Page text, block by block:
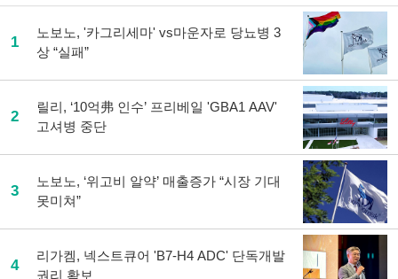
1
노보노, '카그리세마' vs마운자로 당뇨병 3
상 “실패”
2
릴리, ‘10억弗 인수’ 프리베일 'GBA1 AAV'
고셔병 중단
3
노보노, ‘위고비 알약’ 매출증가 “시장 기대
못미쳐”
4
리가켐, 넥스트큐어 'B7-H4 ADC' 단독개발
권리 확보